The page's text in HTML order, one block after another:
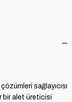
sağlayıcısı
bir alet üreticisi